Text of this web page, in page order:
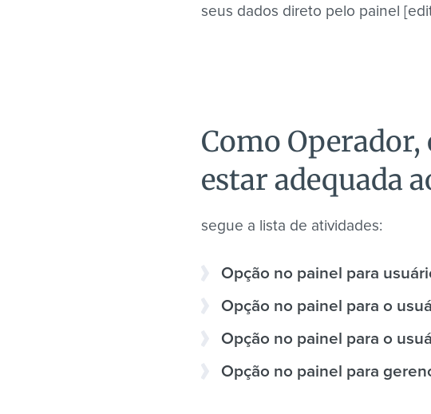
seus dados direto pelo painel
Como Operador,
estar adequada
segue a lista de atividades:
Opção no painel para
Opção no painel para o
Opção no painel para o
Opção no painel para